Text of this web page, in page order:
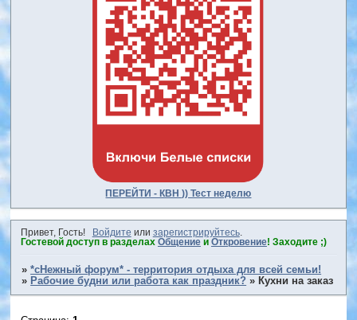
ПЕРЕЙТИ - КВН )) Тест неделю
Привет, Гость! Войдите или зарегистрируйтесь.
Гостевой доступ в разделах Общениеи Откровение! Заходите ;)
»*сНежный форум* - территория отдыха для всей семьи!
» Рабочие будни или работа как праздник? » Кухни на заказ